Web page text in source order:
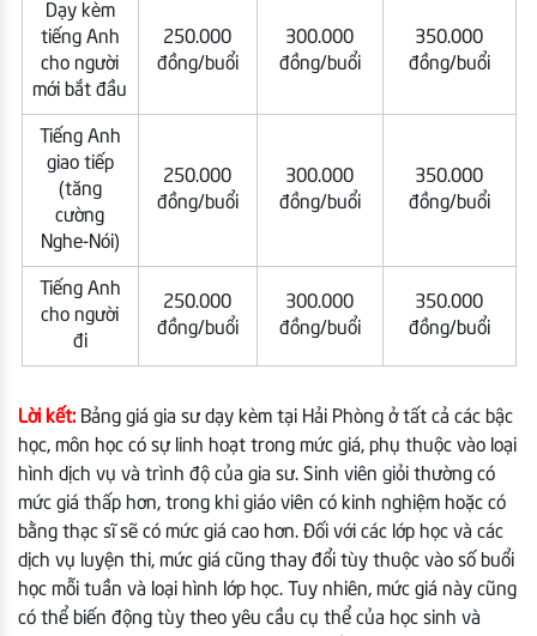
Dạy kèm
tiếng Anh
cho người
mới bắt đầu
250.000
đồng/buổi
300.000
đồng/buổi
350.000
đồng/buổi
Tiếng Anh
giao tiếp
(tăng
cường
Nghe-Nói)
250.000
đồng/buổi
300.000
đồng/buổi
350.000
đồng/buổi
Tiếng Anh
cho người
đi
250.000
đồng/buổi
300.000
đồng/buổi
350.000
đồng/buổi
Lời kết: Bảng giá gia sư dạy kèm tại Hải Phòng ở tất cả các bậc
học, môn học có sự linh hoạt trong mức giá, phụ thuộc vào loại
hình dịch vụ và trình độ của gia sư. Sinh viên giỏi thường có
mức giá thấp hơn, trong khi giáo viên có kinh nghiệm hoặc có
bằng thạc sĩ sẽ có mức giá cao hơn. Đối với các lớp học và các
dịch vụ luyện thi, mức giá cũng thay đổi tùy thuộc vào số buổi
học mỗi tuần và loại hình lớp học. Tuy nhiên, mức giá này cũng
có thể biến động tùy theo yêu cầu cụ thể của học sinh và